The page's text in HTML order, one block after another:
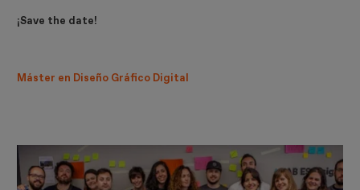
¡Save the date!
Máster en Diseño Gráfico Digital